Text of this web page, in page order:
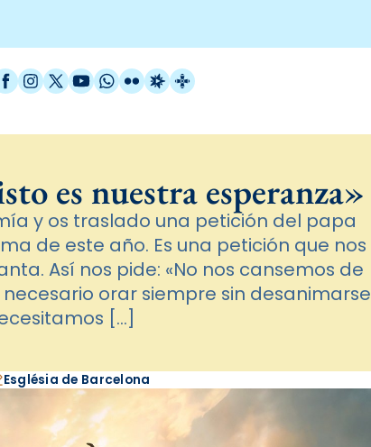
Instagram
X / Twitter
YouTube
WhatsApp
FlickrRadio Estel
Catalunya Cristiana
es nuestra esperanza»
y os traslado una petición del papa
de este año. Es una petición que nos
Así nos pide: «No nos cansemos de
orar siempre sin desanimarse
[…]
Església de Barcelona